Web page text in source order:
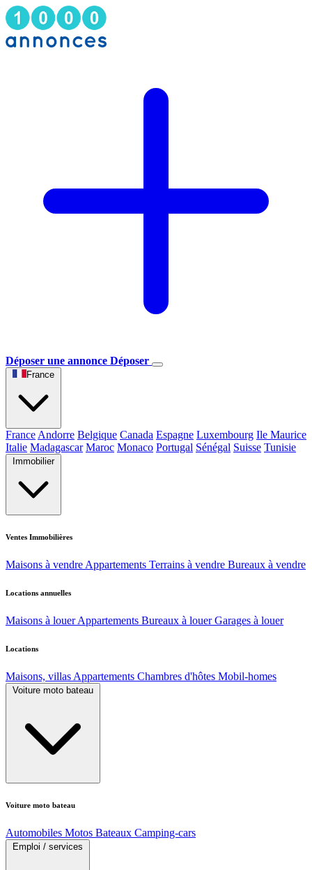
Déposer une annonce Déposer
France
France Andorre Belgique Canada Espagne Luxembourg Ile Maurice
Italie Madagascar Maroc Monaco Portugal Sénégal Suisse Tunisie
Immobilier
Ventes Immobilières
Maisons à vendre Appartements Terrains à vendre Bureaux à vendre
Locations annuelles
Maisons à louer Appartements Bureaux à louer Garages à louer
Locations
Maisons, villas Appartements Chambres d'hôtes Mobil-homes
Voiture moto bateau
Voiture moto bateau
Automobiles Motos Bateaux Camping-cars
Emploi / services